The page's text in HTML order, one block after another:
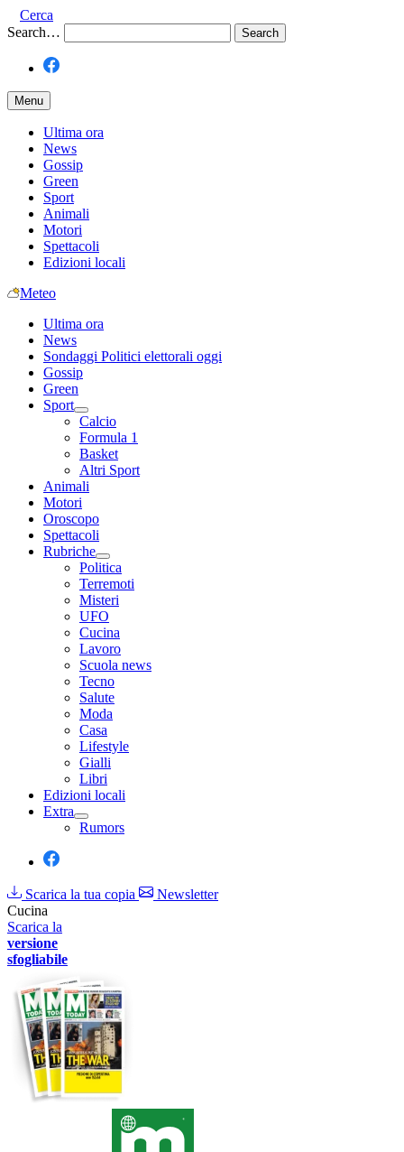
Cerca
Search…
Menu
Ultima ora
News
Gossip
Green
Sport
Animali
Motori
Spettacoli
Edizioni locali
Meteo
Ultima ora
News
Sondaggi Politici elettorali oggi
Gossip
Green
Sport
Calcio
Formula 1
Basket
Altri Sport
Animali
Motori
Oroscopo
Spettacoli
Rubriche
Politica
Terremoti
Misteri
UFO
Cucina
Lavoro
Scuola news
Tecno
Salute
Moda
Casa
Lifestyle
Gialli
Libri
Edizioni locali
Extra
Rumors
Scarica la tua copia
Newsletter
Cucina
Scarica la
versione
sfogliabile